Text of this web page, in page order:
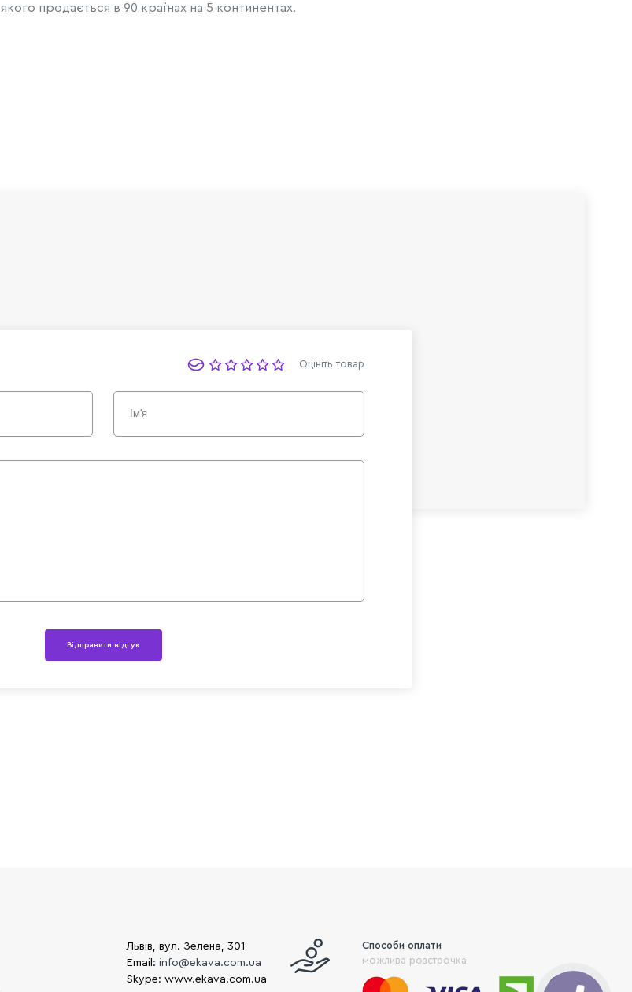
якого продається в 90 країнах на 5 континентах.
Оцініть товар
Відправити відгук
Львів, вул. Зелена, 301
Email:info@ekava.com.ua
Skype: www.ekava.com.ua
Способи оплати
можлива розстрочка